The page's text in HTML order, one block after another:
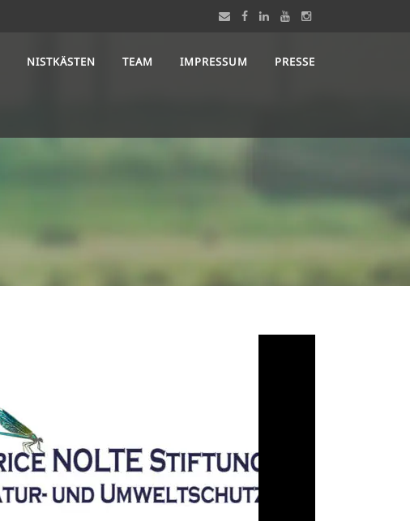
NISTKÄSTEN TEAM IMPRESSUM PRESSE